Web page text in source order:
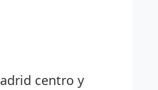
centro y